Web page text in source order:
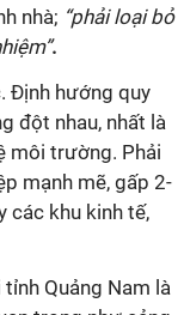
nhà; “phải loại bỏ
.
Định hướng quy
đột nhau, nhất là
môi trường. Phải
mạnh mẽ, gấp 2-
các khu kinh tế,
Quảng Nam là